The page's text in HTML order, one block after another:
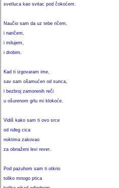
svetluca kao svitac pod čokoćem.
Naučio sam da uz tebe ričem,
i naričem,
i milujem,
i drobim.
Kad ti izgovaram ime,
sav sam ošamućen od sunca,
i bezbroj zamorenih reči
u ošurenom grlu mi klokoće.
Vidiš kako sam ti ovo srce
od riđeg cica
noktima zakovao
za obnaženi levi rever.
Pod pazuhom sam ti otkrio
toliko mnogo ptica